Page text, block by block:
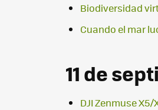
Biodiversidad
Cuando el mar
11 de
DJI Zenmuse